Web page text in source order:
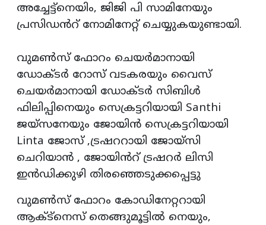
അച്ചേട്ട്നെയിം, ജിജി പി സാമിനേയും
പ്രസിഡൻറ് നോമിനേറ്റ് ചെയ്യുകയുണ്ടായി.
വുമൺസ് ഫോറം ചെയർമാനായി
ഡോക്ടർ റോസ് വടകരയും വൈസ്
ചെയർമാനായി ഡോക്ടർ സിബിൾ
ഫിലിപ്പിനെയും സെക്രട്ടറിയായി Santhi
ജയ്സനേയും ജോയിൻ സെക്രട്ടറിയായി
Linta ജോസ് ,ട്രഷററായി ജോയ്സി
ചെറിയാൻ , ജോയിൻറ് ട്രഷറർ ലിസി
ഇൻഡിക്കുഴി തിരഞ്ഞെടുക്കപ്പെട്ടു
വുമൺസ് ഫോറം കോഡിനേറ്ററായി
ആക്ട്നെസ് തെങ്ങുമൂട്ടിൽ നെയും,